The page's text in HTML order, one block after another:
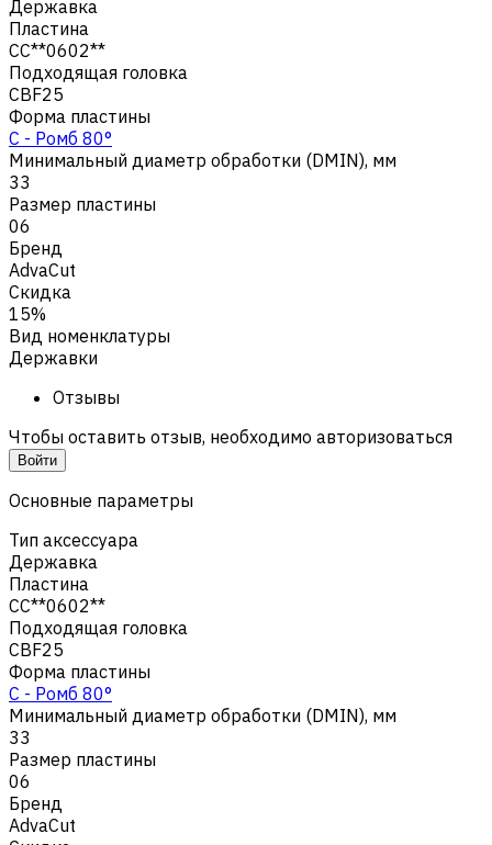
Державка
Пластина
CC**0602**
Подходящая головка
CBF25
Форма пластины
C - Ромб 80°
Минимальный диаметр обработки (DMIN), мм
33
Размер пластины
06
Бренд
AdvaCut
Скидка
15%
Вид номенклатуры
Державки
Отзывы
Чтобы оставить отзыв, необходимо авторизоваться
Войти
Основные параметры
Тип аксессуара
Державка
Пластина
CC**0602**
Подходящая головка
CBF25
Форма пластины
C - Ромб 80°
Минимальный диаметр обработки (DMIN), мм
33
Размер пластины
06
Бренд
AdvaCut